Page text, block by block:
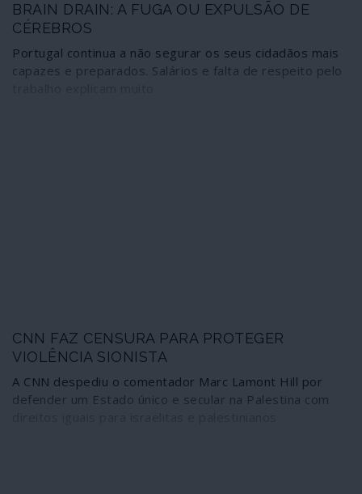
BRAIN DRAIN: A FUGA OU EXPULSÃO DE
CÉREBROS
Portugal continua a não segurar os seus cidadãos mais
capazes e preparados. Salários e falta de respeito pelo
CNN FAZ CENSURA PARA PROTEGER
VIOLÊNCIA SIONISTA
A CNN despediu o comentador Marc Lamont Hill por
defender um Estado único e secular na Palestina com